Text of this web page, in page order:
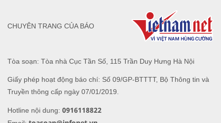
Tòa soạn: Tòa nhà Cục Tần Số, 115 Trần Duy Hưng Hà Nội
Giấy phép hoạt động báo chí: Số 09/GP-BTTTT, Bộ Thông tin và
Truyền thông cấp ngày 07/01/2019.
Hotline nội dung: 0916118822
CHUYÊN TRANG CỦA BÁO